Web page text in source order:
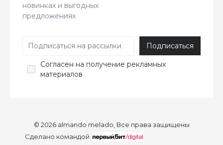
новинках и выгодных
предложениях
Согласен на получение рекламных
материалов
© 2026 almando melado, Все права защищены
Сделано командой